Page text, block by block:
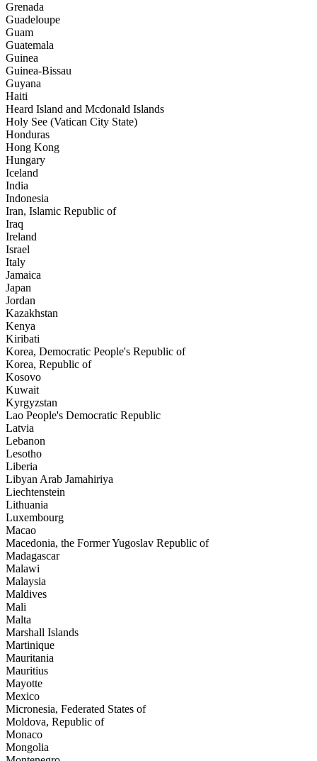
Grenada
Guadeloupe
Guam
Guatemala
Guinea
Guinea-Bissau
Guyana
Haiti
Heard Island and Mcdonald Islands
Holy See (Vatican City State)
Honduras
Hong Kong
Hungary
Iceland
India
Indonesia
Iran, Islamic Republic of
Iraq
Ireland
Israel
Italy
Jamaica
Japan
Jordan
Kazakhstan
Kenya
Kiribati
Korea, Democratic People's Republic of
Korea, Republic of
Kosovo
Kuwait
Kyrgyzstan
Lao People's Democratic Republic
Latvia
Lebanon
Lesotho
Liberia
Libyan Arab Jamahiriya
Liechtenstein
Lithuania
Luxembourg
Macao
Macedonia, the Former Yugoslav Republic of
Madagascar
Malawi
Malaysia
Maldives
Mali
Malta
Marshall Islands
Martinique
Mauritania
Mauritius
Mayotte
Mexico
Micronesia, Federated States of
Moldova, Republic of
Monaco
Mongolia